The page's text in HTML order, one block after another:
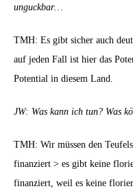
unguckbar…
TMH: Es gibt sicher auch
auf jeden Fall ist hier das
Potential in diesem Land.
JW: Was kann ich tun? Was
TMH: Wir müssen den
finanziert > es gibt keine
finanziert, weil es keine